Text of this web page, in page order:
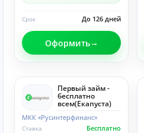
До 126 дней
Срок
Оформить
Первый займ -
бесплатно
всем(Eкапуста)
МКК «Русинтерфинанс»
Бесплатно
Ставка